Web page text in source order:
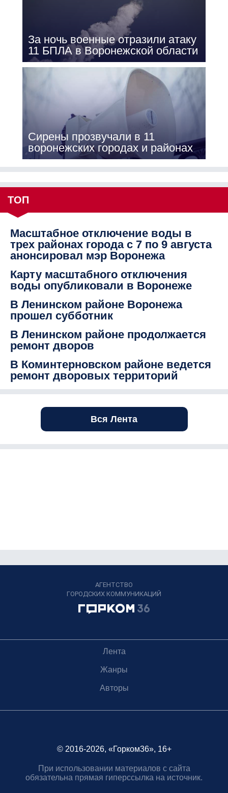
За ночь военные отразили атаку
11 БПЛА в Воронежской области
Сирены прозвучали в 11
воронежских городах и районах
ТОП
Масштабное отключение воды в
трех районах города с 7 по 9 августа
анонсировал мэр Воронежа
Карту масштабного отключения
воды опубликовали в Воронеже
В Ленинском районе Воронежа
прошел субботник
В Ленинском районе продолжается
ремонт дворов
В Коминтерновском районе ведется
ремонт дворовых территорий
Вся Лента
АГЕНТСТВО
ГОРОДСКИХ КОММУНИКАЦИЙ
Лента
Жанры
Авторы
© 2016-2026, «Горком36», 16+
При использовании материалов с сайта
обязательна прямая гиперссылка на источник.